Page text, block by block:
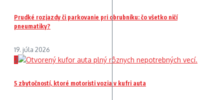
Prudké rozjazdy či parkovanie pri obrubníku: čo všetko ničí
pneumatiky?
19. júla 2026
2
5 zbytočností, ktoré motoristi vozia v kufri auta